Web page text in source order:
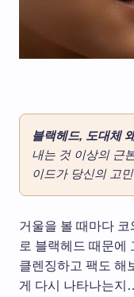
블랙헤드, 도대체
내는 것 이상의 근
이드가 당신의 고
거울을 볼 때마다
로 블랙헤드 때문에
클렌징하고 팩도 해
게 다시 나타나는지